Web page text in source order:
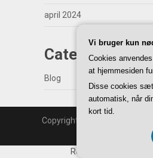
april 2024
Categories
Blog
Copyright | WordPress Theme
Back to Top
Registreringsnummer
Vi bruger kun
Cookies
at hjemmesiden
Disse cookies
automatisk, når
kort tid.